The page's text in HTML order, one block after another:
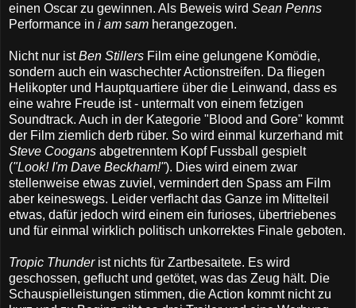
einen Oscar zu gewinnen. Als Beweis wird Sean Penns
Performance in i am sam herangezogen.
Nicht nur istBen Stillers Film eine gelungene Komödie,
sondern auch ein waschechter Actionstreifen. Da fliegen
Helikopter und Hauptquartiere über die Leinwand, dass es
eine wahre Freude ist - untermalt von einem fetzigen
Soundtrack. Auch in der Kategorie "Blood and Gore" kommt
der Film ziemlich derb rüber. So wird einmal kurzerhand mit
Steve Coogans abgetrenntem Kopf Fussball gespielt
("Look! I'm Dave Beckham!"). Dies wird einem zwar
stellenweise etwas zuviel, vermindert den Spass am Film
aber keineswegs. Leider verflacht das Ganze im Mittelteil
etwas, dafür jedoch wird einem ein furioses, übertriebenes
und für einmal wirklich politisch unkorrektes Finale geboten.
Tropic Thunderist nichts für Zartbesaitete. Es wird
geschossen, geflucht und getötet, was das Zeug hält. Die
Schauspielleistungen stimmen, die Action kommt nicht zu